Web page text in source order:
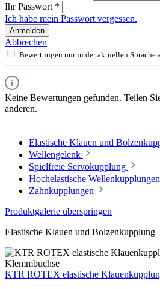
Ihr Passwort *
Ich habe mein Passwort vergessen.
Anmelden
Abbrechen
Bewertungen nur in der aktuellen Sprache
Keine Bewertungen gefunden. Teilen
anderen.
Elastische Klauen und
Wellengelenk
Spielfreie Servokupplung
Hochelastische Wellenkupplungen
Zahnkupplungen
Produktgalerie überspringen
Elastische Klauen und Bolzenkupplung
KTR ROTEX elastische